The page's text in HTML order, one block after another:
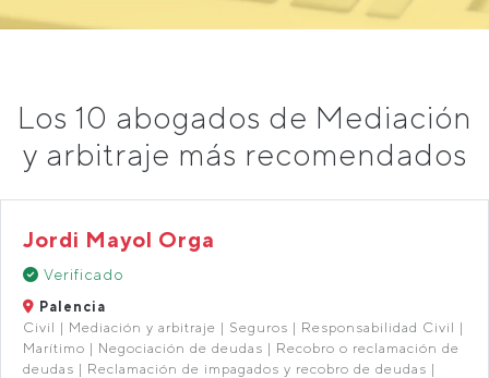
Los 10 abogados de Mediación
y arbitraje más recomendados
Jordi Mayol Orga
Verificado
Palencia
Civil | Mediación y arbitraje | Seguros | Responsabilidad Civil |
Marítimo | Negociación de deudas | Recobro o reclamación de
deudas | Reclamación de impagados y recobro de deudas |